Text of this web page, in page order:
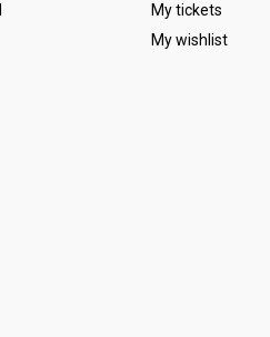
My tickets
My wishlist